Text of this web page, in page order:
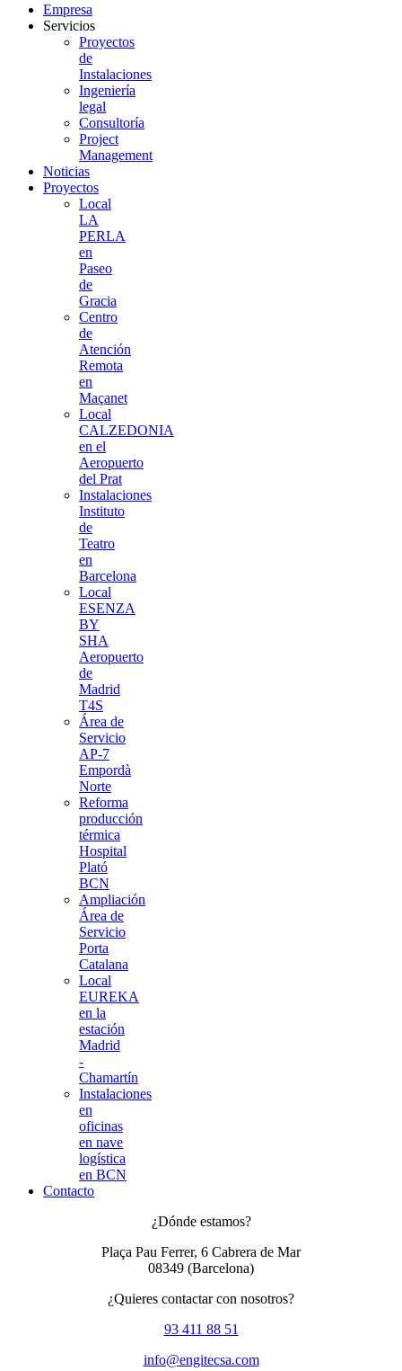
Empresa
Servicios
Proyectos
de
Instalaciones
Ingeniería
legal
Consultoría
Project
Management
Noticias
Proyectos
Local
LA
PERLA
en
Paseo
de
Gracia
Centro
de
Atención
Remota
en
Maçanet
Local
CALZEDONIA
en el
Aeropuerto
del Prat
Instalaciones
Instituto
de
Teatro
en
Barcelona
Local
ESENZA
BY
SHA
Aeropuerto
de
Madrid
T4S
Área de
Servicio
AP-7
Empordà
Norte
Reforma
producción
térmica
Hospital
Plató
BCN
Ampliación
Área de
Servicio
Porta
Catalana
Local
EUREKA
en la
estación
Madrid
-
Chamartín
Instalaciones
en
oficinas
en nave
logística
en BCN
Contacto
¿Dónde estamos?
Plaça Pau Ferrer, 6 Cabrera de Mar
08349 (Barcelona)
¿Quieres contactar con nosotros?
93 411 88 51
info@engitecsa.com